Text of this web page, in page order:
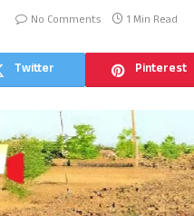
No Comments 1 Min Read
Twitter Pinterest